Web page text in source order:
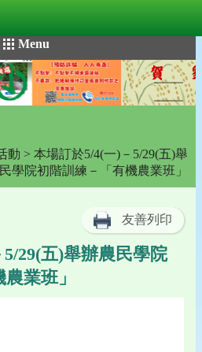
Menu
動 > 本場訂於5/4(一)－5/29(五)舉
學院初階訓練－「有機農業班」
友善列印
29(五)舉辦農民學院
業班」